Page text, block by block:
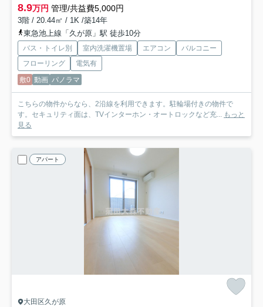
8.9万円 管理/共益費5,000円
3階 / 20.44㎡ / 1K /築14年
東急池上線「久が原」駅 徒歩10分
バス・トイレ別 室内洗濯機置場 エアコン
バルコニー
フローリング
電気有
敷0 動画 パノラマ
こちらの物件からなら、2沿線を利用できます。駐輪場付きの物件で
す。セキュリティ面は、TVインターホン・オートロックなど充... もっと
見る
アパート
大田区久が原